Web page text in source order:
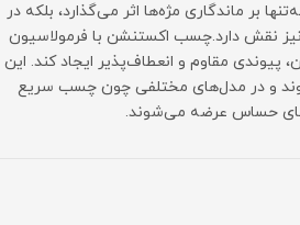
ماندگاری مژه‌ها اثر می‌گذارد، بلکه در
نقش دارد.چسب اکستنشن با فرمولاسیون
مقاوم و انعطاف‌پذیر ایجاد کند. این
و در مدل‌های مختلفی چون چسب سریع
حساس عرضه می‌شوند.